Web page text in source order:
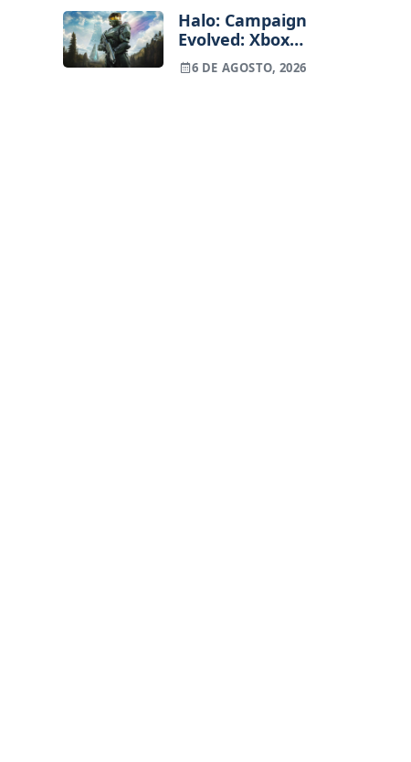
semana
Halo: Campaign
Evolved: Xbox
despede
funcionários uma
6 DE AGOSTO, 2026